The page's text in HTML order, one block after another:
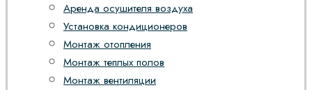
Аренда осушителя воздуха
Установка кондиционеров
Монтаж отопления
Монтаж теплых полов
Монтаж вентиляции